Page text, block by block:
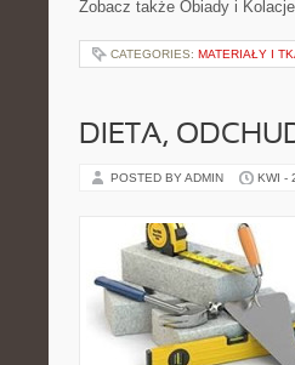
Zobacz także Obiady i
CATEGORIES: MATERIAŁY I
DIETA,
POSTED BY ADMIN KWI -